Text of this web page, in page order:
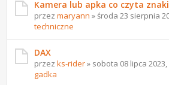
Kamera lub apka co czyta
przezmaryann » środa 23 sierpnia
techniczne
DAX
przezks-rider» sobota 08 lipca
gadka